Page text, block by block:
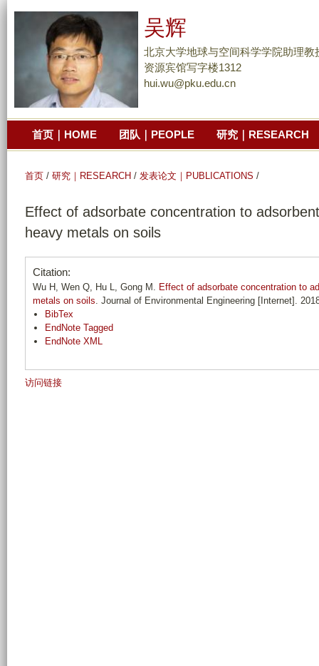
到
主
要
分
吴辉
北京大学地球与空间科学学院助理教
资源宾馆写字楼1312
hui.wu@pku.edu.cn
首页｜HOME 团队｜PEOPLE 研究｜RESEARCH
首页 / 研究｜RESEARCH / 发表论文｜PUBLICATIONS /
Effect of adsorbate concentration to
heavy metals on soils
Citation:
Wu H, Wen Q, Hu L, Gong M. Effect of adsorbate concentration to
metals on soils. Journal of Environmental Engineering [Internet].
BibTex
EndNote Tagged
EndNote XML
访问链接